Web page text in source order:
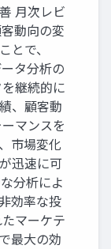
月次レビ
動向の変
とで、
タ分析の
継続的に
、顧客動
マンスを
市場変化
迅速に可
分析によ
効率な投
マーケテ
最大の効